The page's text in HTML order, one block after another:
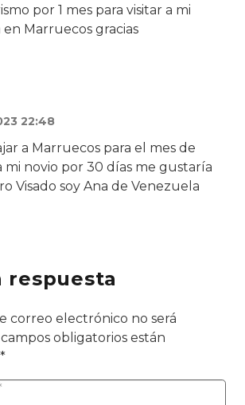
por 1 mes para visitar a mi
Marruecos gracias
22:48
a Marruecos para el mes de
mi novio por 30 días me gustaría
Visado soy Ana de Venezuela
respuesta
correo electrónico no será
campos obligatorios están
*